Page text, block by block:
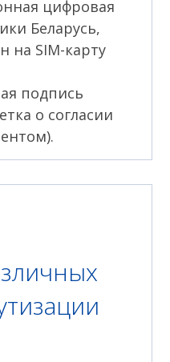
цифровая
Беларусь,
на SIM-карту
подпись
о согласии